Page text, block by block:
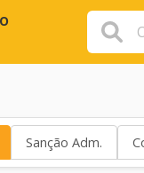
Sanção Adm.